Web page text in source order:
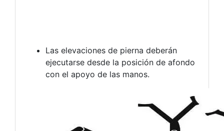
Las elevaciones de pierna deberán
ejecutarse desde la posición de afondo
con el apoyo de las manos.